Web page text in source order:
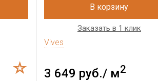
В корзину
Заказать в 1 клик
Vives
3 649 руб./ м2